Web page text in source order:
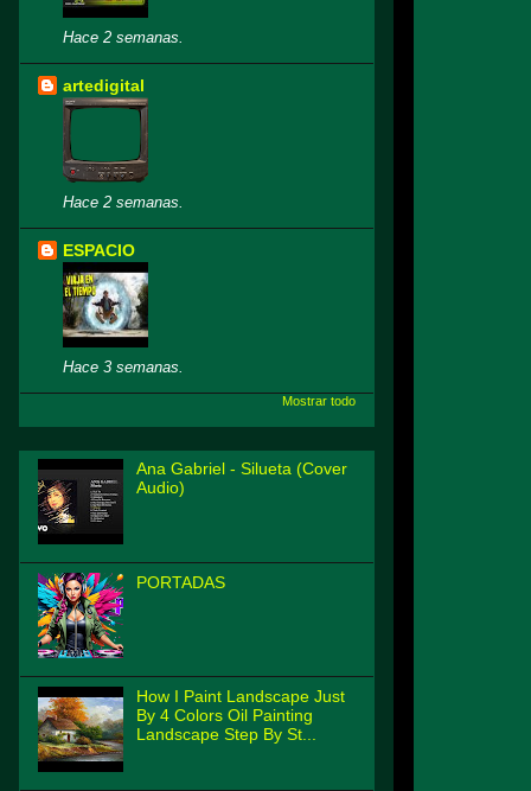
Hace 2 semanas.
artedigital
Hace 2 semanas.
ESPACIO
Hace 3 semanas.
Mostrar todo
Ana Gabriel - Silueta (Cover
Audio)
PORTADAS
How I Paint Landscape Just
By 4 Colors Oil Painting
Landscape Step By St...